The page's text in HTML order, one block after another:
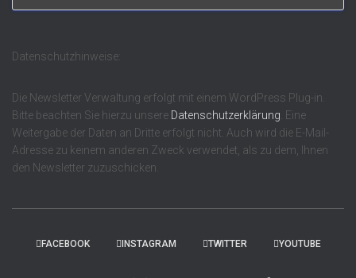
Datenschutzhinweise:
Die Newsletter Verwaltung erfolgt mit einem WordPress Plug-in.
Bitte beachten Sie hierzu unsere Datenschutzerklärung . Eine
Weitergabe der Daten an Dritte erfolgt nicht. Auch wird die E-Mail-
Adresse zu keinem anderen Zweck verwendet, als zu dem, Ihnen
den Newsletter zuzuschicken.
FACEBOOK INSTAGRAM TWITTER YOUTUBE